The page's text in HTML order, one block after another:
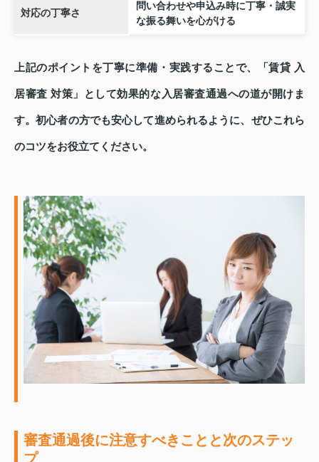
対応の丁寧さ
問い合わせや申込み時に丁寧・誠実
な振る舞いを心がける
上記のポイントを丁寧に準備・実践することで、「賃貸 入
居審査 対策」として効果的な入居審査通過への道が開けま
す。初心者の方でも安心して進められるように、ぜひこれら
のコツをお役立てください。
審査通過後に注意すべきことと次のステッ
プ